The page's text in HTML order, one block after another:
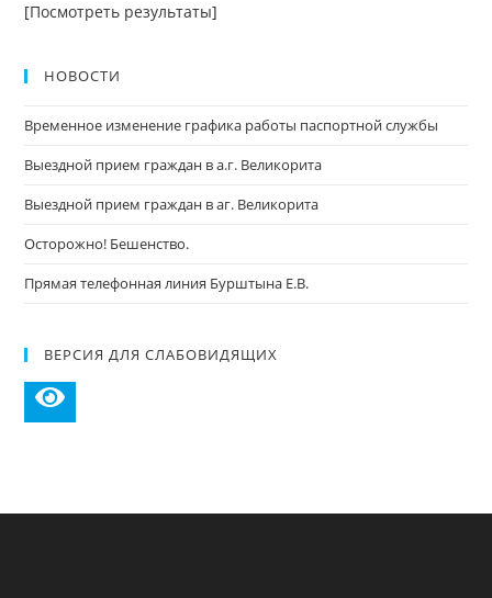
[Посмотреть результаты]
НОВОСТИ
Временное изменение графика работы паспортной службы
Выездной прием граждан в а.г. Великорита
Выездной прием граждан в аг. Великорита
Осторожно! Бешенство.
Прямая телефонная линия Бурштына Е.В.
ВЕРСИЯ ДЛЯ СЛАБОВИДЯЩИХ